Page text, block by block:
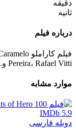
دقیقه
ثانیه
درباره فیلم
Pereira، Rafael Vitti و... به ایفای نقش پرداخته اند.
موارد مشابه
IMDb 5.9
دوبله فارسی